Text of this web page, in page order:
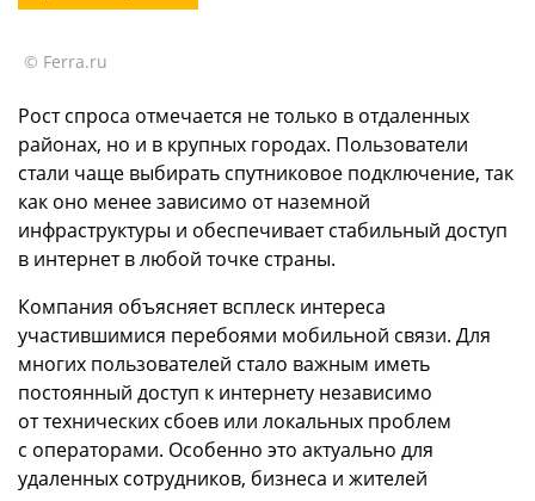
© Ferra.ru
Рост спроса отмечается не только в отдаленных
районах, но и в крупных городах. Пользователи
стали чаще выбирать спутниковое подключение, так
как оно менее зависимо от наземной
инфраструктуры и обеспечивает стабильный доступ
в интернет в любой точке страны.
Компания объясняет всплеск интереса
участившимися перебоями мобильной связи. Для
многих пользователей стало важным иметь
постоянный доступ к интернету независимо
от технических сбоев или локальных проблем
с операторами. Особенно это актуально для
удаленных сотрудников, бизнеса и жителей